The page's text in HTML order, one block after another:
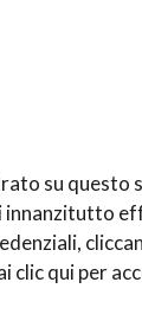
su questo
innanzitutto
clic qui per